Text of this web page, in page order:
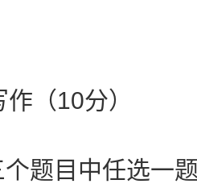
（10分）
目中任选一题